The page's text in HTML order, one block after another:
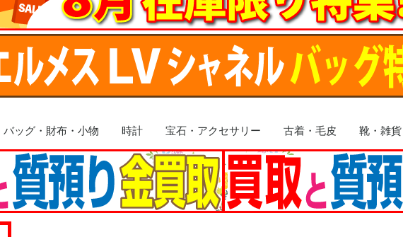
バッグ・財布・小物
ショルダー
ハンド
ボストン
トート
リュック
ビジネス
トランク
ポーチ
財布
時計 宝石・アクセサリー
リング
イヤリング
ネックレス
ブレスレット・バングル
ピアス
トップ
ブローチ
その他
古着・毛皮
トップス
ジャケット
ワンピース
コート
スーツ
スカート
ボトムス
毛皮
その他
靴・雑
靴
手袋
帽子
サングラス
ライター
ネクタイ
ベルト
マフラー系
キーホルダ
食器・陶器
版画
その他